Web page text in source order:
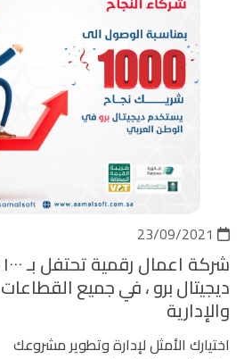
ديجيتال برو ، في جميع
والإدارية
اختيارك الأمثل لإدارة وتطوير مشروعك